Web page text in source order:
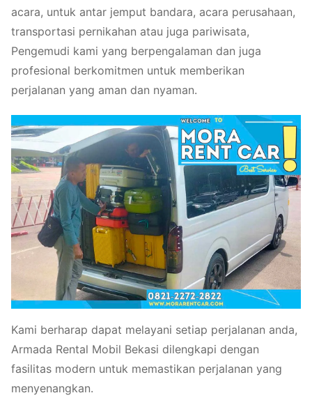
acara, untuk antar jemput bandara, acara perusahaan,
transportasi pernikahan atau juga pariwisata,
Pengemudi kami yang berpengalaman dan juga
profesional berkomitmen untuk memberikan
perjalanan yang aman dan nyaman.
Kami berharap dapat melayani setiap perjalanan anda,
Armada Rental Mobil Bekasi dilengkapi dengan
fasilitas modern untuk memastikan perjalanan yang
menyenangkan.